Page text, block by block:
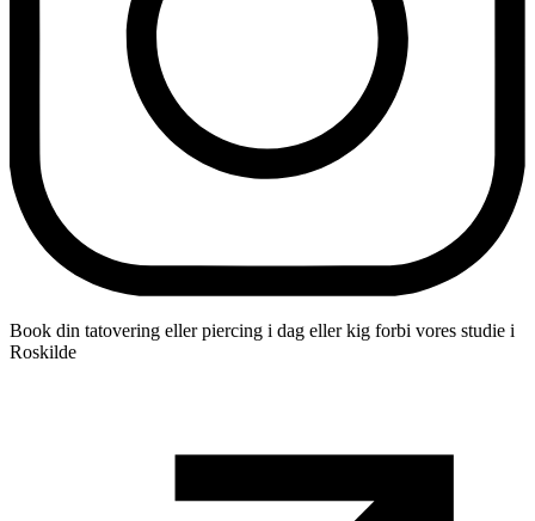
Book din tatovering eller piercing i dag eller kig forbi vores studie i
Roskilde